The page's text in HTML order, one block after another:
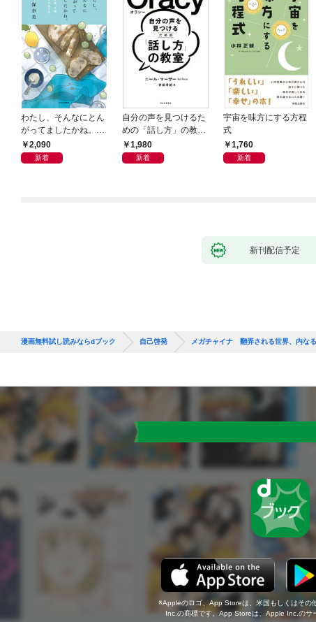
わたし、そんなにとん
がってましたかね。
獅子座、Ａ型、丙午は
めぐる
2,090
新着
自分の声を見つけるた
めの「話し方」の教
室 Ｏｒａｃｙ（オラ
シー）
1,980
新着
宇宙を味方にする方程
式
1,760
新着
新刊配信予定
漫画無料試し読みならdブック 自己啓発 メガチャイナ 翻弄される世界、内な
Appleのロゴ、App Storeは、米国もしくはその
Inc.の商標です。App Storeは、Apple Inc.のサ